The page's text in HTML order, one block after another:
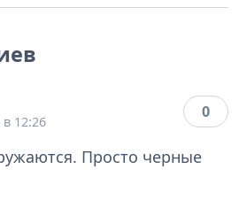
12:26
0
Просто черные